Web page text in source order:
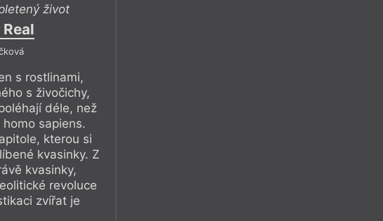
život
s rostlinami,
s živočichy,
déle, než
sapiens.
kterou si
kvasinky. Z
kvasinky,
revoluce
zvířat je